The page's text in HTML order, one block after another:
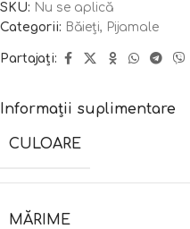
SKU: Nu se aplică
Categorii: Băieți, Pijamale
Partajați:
Informații suplimentare
CULOARE
MĂRIME